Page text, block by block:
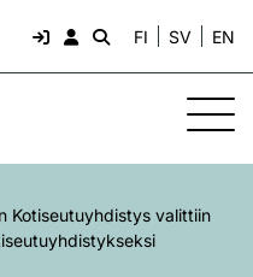
FI SV EN
Kotiseutuyhdistys valittiin